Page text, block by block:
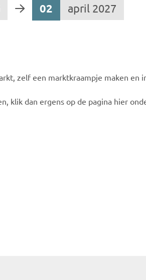
02 april 2027
zelf een marktkraampje maken en
klik dan ergens op de pagina hier